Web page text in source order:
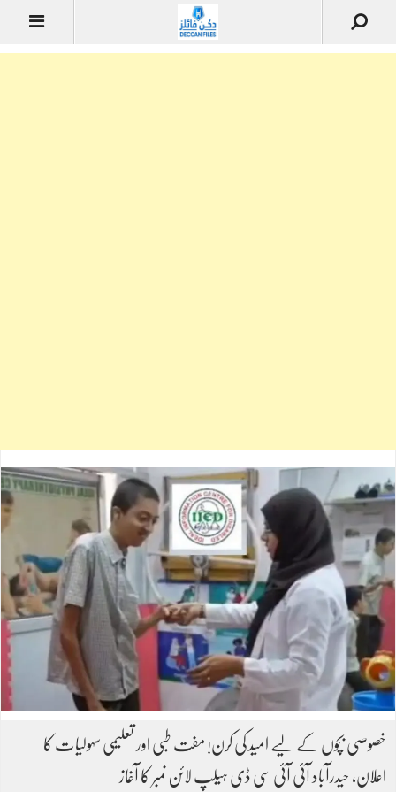
خصوصی بچوں کے لیے امید کی کرن! مفت طبی اور تعلیمی سہولیات کا
اعلان، حیدرآباد آئی آئی سی ڈی ہیلپ لائن نمبر کا آغاز